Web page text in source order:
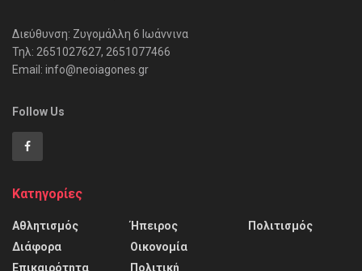
Διεύθυνση: Ζυγομάλλη 6 Ιωάννινα
Τηλ: 2651027627, 2651077466
Email: info@neoiagones.gr
Follow Us
Κατηγορίες
Αθλητισμός
Διάφορα
Επικαιρότητα
Ήπειρος
Οικονομία
Πολιτική
Πολιτισμός